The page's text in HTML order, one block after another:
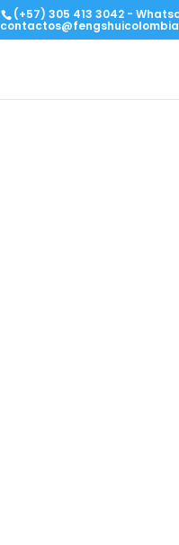
(+57) 305 413 3042 -